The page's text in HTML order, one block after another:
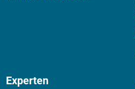
Experten